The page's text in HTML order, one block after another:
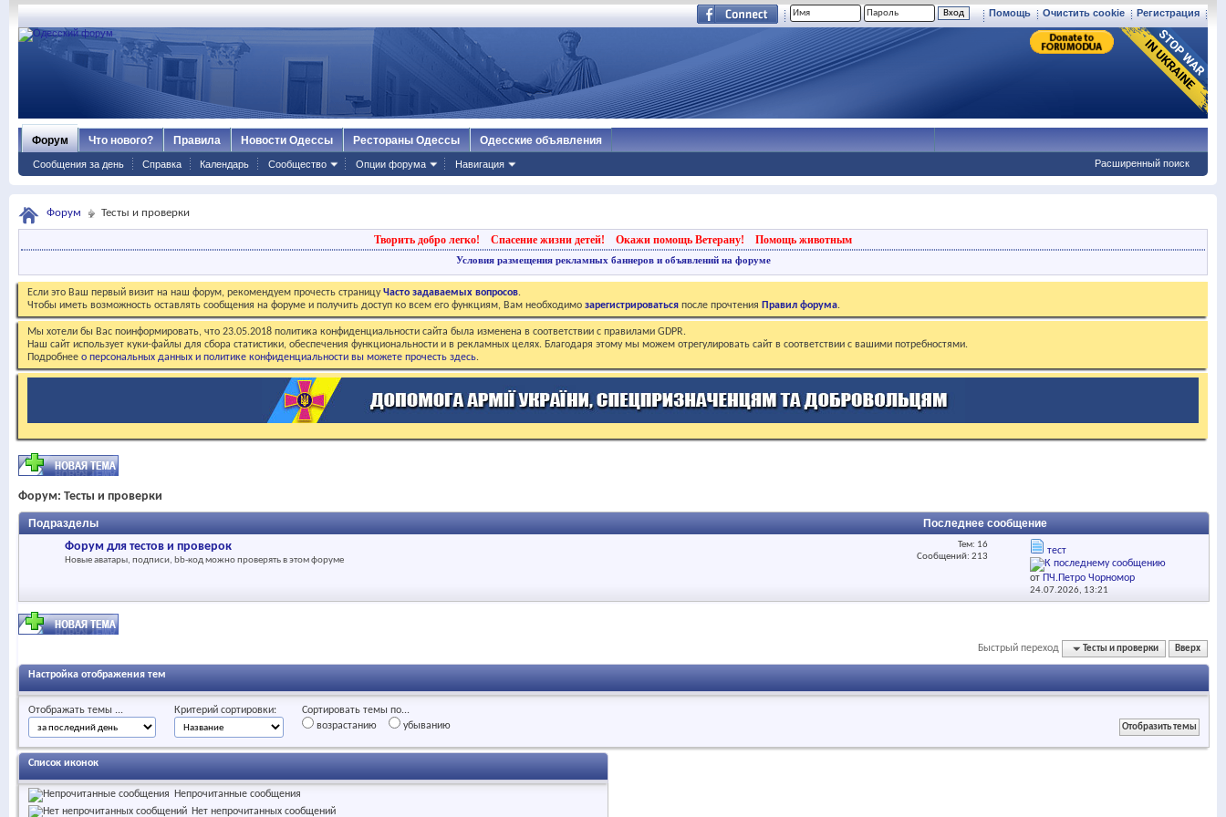
Регистрация
Очистить cookie
Помощь
Форум
Сообщения за день Справка Календарь Сообщество Опции форума Навигация
Что нового? Правила Новости Одессы Рестораны Одессы Одесские объявления
Расширенный поиск
Форум Тесты и проверки
Творить добро легко! Спасение жизни детей! Окажи помощь Ветерану! Помощь животным
Условия размещения рекламных баннеров и объявлений на форуме
Если это Ваш первый визит на наш форум, рекомендуем прочесть страницуЧасто задаваемых вопросов.
Чтобы иметь возможность оставлять сообщения на форуме и получить доступ ко всем его функциям, Вам необходимо зарегистрироваться после прочтения Правил форума.
Мы хотели бы Вас поинформировать, что 23.05.2018 политика конфиденциальности сайта была изменена в соответствии с правилами GDPR.
Наш сайт использует куки-файлы для сбора статистики, обеспечения функциональности и в рекламных целях. Благодаря этому мы можем отрегулировать сайт в соответствии с вашими потребностями.
Подробнее о персональных данных и политике конфиденциальности вы можете прочесть здесь.
Форум: Тесты и проверки
Подразделы Последнее сообщение
Форум для тестов и проверок
Новые аватары, подписи, bb-код можно проверять в этом форуме
Тем: 16
Сообщений: 213
тест
от ПЧ.Петро Чорномор
24.07.2026, 13:21
Быстрый переход Тесты и проверки Вверх
Настройка отображения тем
Отображать темы ... Критерий сортировки:
Сортировать темы по...
возрастанию
убыванию
Список иконок
Непрочитанные сообщения
Нет непрочитанных сообщений